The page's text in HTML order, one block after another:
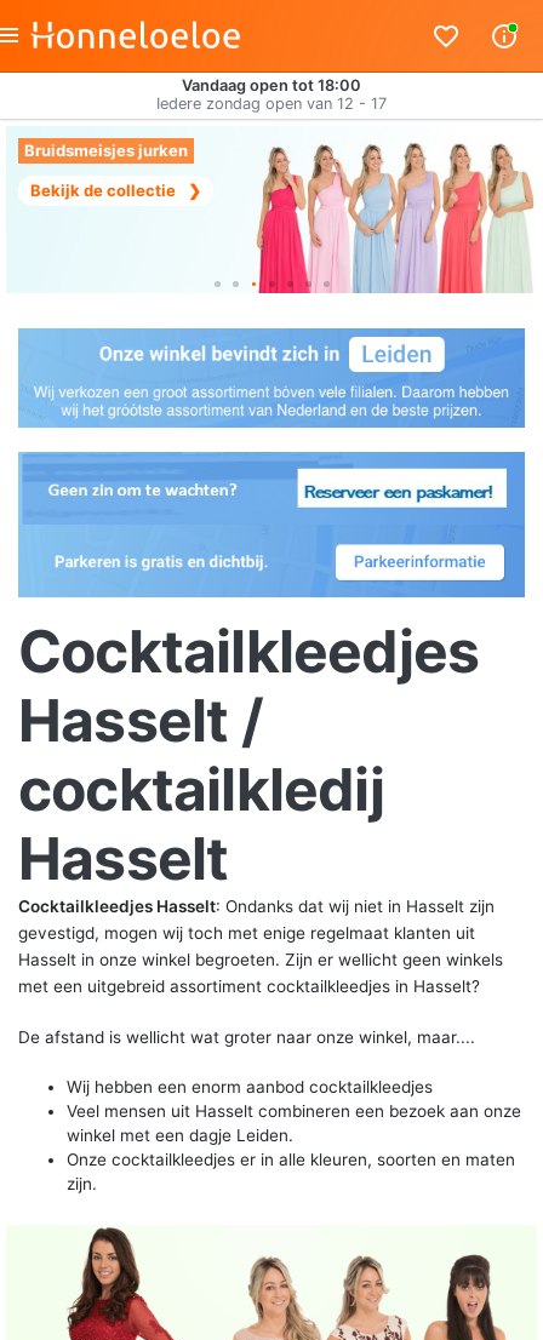
Vandaag open tot 18:00
Iedere zondag open van 12 - 17
Bruidsmeisjes jurken
Bekijk de collectie ❯
Cocktailkleedjes
Hasselt /
cocktailkledij
Hasselt
Cocktailkleedjes Hasselt: Ondanks dat wij niet in Hasselt zijn
gevestigd, mogen wij toch met enige regelmaat klanten uit
Hasselt in onze winkel begroeten. Zijn er wellicht geen winkels
met een uitgebreid assortiment cocktailkleedjes in Hasselt?
De afstand is wellicht wat groter naar onze winkel, maar....
Wij hebben een enorm aanbod cocktailkleedjes
Veel mensen uit Hasselt combineren een bezoek aan onze
winkel met een dagje Leiden.
Onze cocktailkleedjes er in alle kleuren, soorten en maten
zijn.